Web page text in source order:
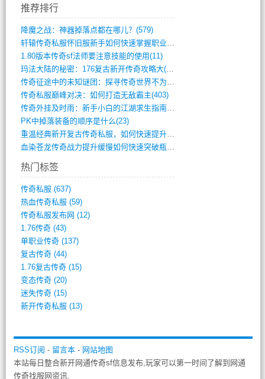
推荐排行
降魔之战：神器掉落点都在哪儿？(579)
轩辕传奇私服怀旧服新手如何快速掌握职业选(993)
1.80版本传奇sf法师要注意技能的使用(11)
玛法大陆的秘密：176复古新开传奇攻略大(486)
传奇征途中的未知谜团：探寻传奇世界不为人(595)
传奇私服巅峰对决：如何打造无敌霸主(403)
传奇外挂及时雨：新手小白的江湖求生指南(802)
PK中掉落装备的顺序是什么(23)
重温经典新开复古传奇私服，如何快速提升等(392)
血染苍龙传奇战力提升缓慢如何快速突破瓶颈(654)
热门标签
传奇私服 (637)
热血传奇私服 (59)
传奇私服发布网 (12)
1.76传奇(43)
单职业传奇(137)
复古传奇(44)
1.76复古传奇(15)
变态传奇(20)
迷失传奇(15)
新开传奇私服 (13)
RSS订阅 - 留言本- 网站地图
本站每日整合新开网通传奇sf信息发布,玩家可以第一时间了解到网通
传奇找服网资讯.